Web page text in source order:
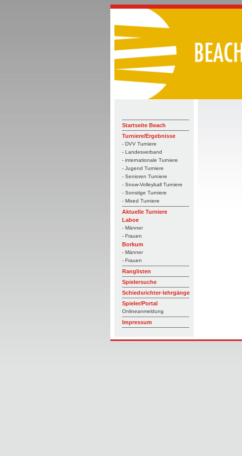
Startseite Beach
Turniere/Ergebnisse
- DVV Turniere
- Landesverband
- internationale Turniere
- Jugend Turniere
- Senioren Turniere
- Snow-Volleyball Turniere
- Sonstige Turniere
- Mixed Turniere
Aktuelle Turniere
Laboe
- Männer
- Frauen
Borkum
- Männer
- Frauen
Ranglisten
Spielersuche
Schiedsrichter-lehrgänge
Spieler/Portal
Onlineanmeldung
Impressum